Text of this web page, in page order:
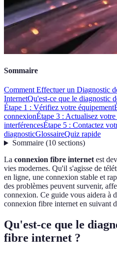
Sommaire
Comment Effectuer un Diagnostic
InternetQu'est-ce que le diagnostic
Étape 1 : Vérifiez votre équipement
connexionÉtape 3 : Actualisez
interférencesÉtape 5 : Contactez
diagnosticGlossaireQuiz rapide
Sommaire(10 sections)
La connexion fibre internetest
vies modernes. Qu'il s'agisse de
en ligne, une connexion stable et
des problèmes peuvent survenir,
connexion. Ce guide vous aidera à
connexion fibre internet en suivant
Qu'est-ce que le
fibre internet ?